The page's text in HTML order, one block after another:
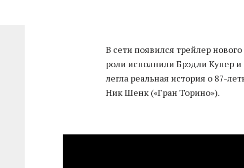
В сети появился трейлер
роли исполнили Брэдли Купер
легла реальная история о 87-
Ник Шенк («Гран Торино»).